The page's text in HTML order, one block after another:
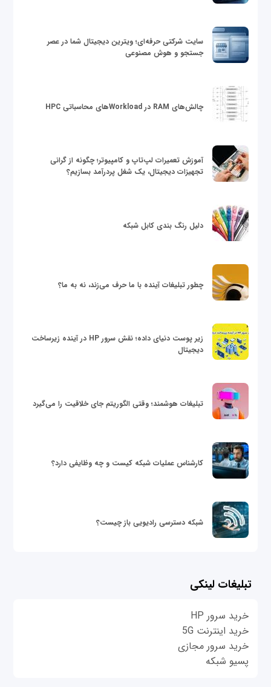
سایت شرکتی حرفه‌ای؛ ویترین دیجیتال شما در عصر
جستجو و هوش مصنوعی
چالش‌های RAM در Workloadهای محاسباتی HPC
آموزش تعمیرات لپ‌تاپ و کامپیوتر؛ چگونه از گرانی
تجهیزات دیجیتال، یک شغل پردرآمد بسازیم؟
دلیل رنگ بندی کابل شبکه
چطور تبلیغات آینده با ما حرف می‌زند، نه به ما؟
زیر پوست دنیای داده؛ نقش سرور HP در آینده زیرساخت
دیجیتال
تبلیغات هوشمند؛ وقتی الگوریتم جای خلاقیت را می‌گیرد
کارشناس عملیات شبکه کیست و چه وظایفی دارد؟
شبکه دسترسی رادیویی باز چیست؟
تبلیغات لینکی
خرید سرور HP
خرید اینترنت 5G
خرید سرور مجازی
پسیو شبکه